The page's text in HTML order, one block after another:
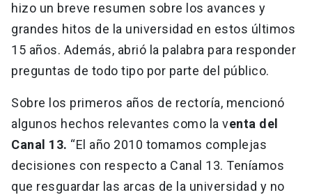
hizo un breve resumen sobre los avances y
grandes hitos de la universidad en estos últimos
15 años. Además, abrió la palabra para responder
preguntas de todo tipo por parte del público.
Sobre los primeros años de rectoría, mencionó
algunos hechos relevantes como la venta del
Canal 13. “El año 2010 tomamos complejas
decisiones con respecto a Canal 13. Teníamos
que resguardar las arcas de la universidad y no